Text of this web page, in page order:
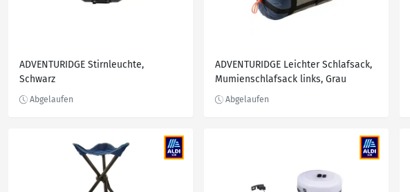
ADVENTURIDGE Stirnleuchte,
Schwarz
ADVENTURIDGE Leichter Schlafsack,
Mumienschlafsack links, Grau